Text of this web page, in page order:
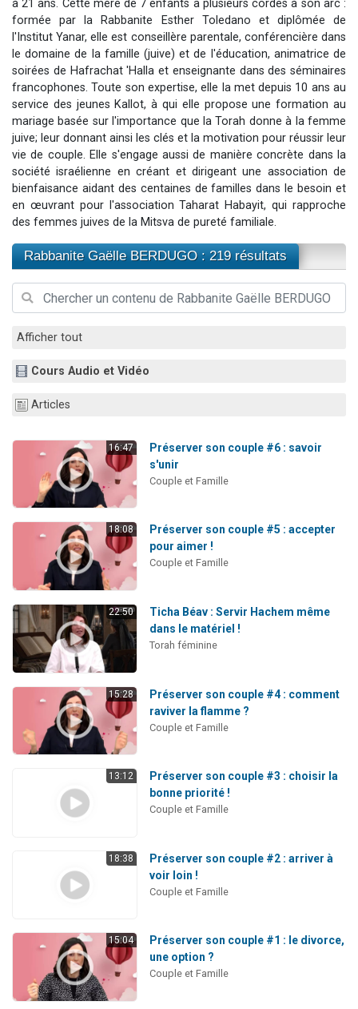
6 personnes viennent de faire un don pour 5 enfants déjà orphelins risquent de perdre leur maman
2 personnes viennent de faire un don pour Reloger Rivka, 6 enfants, victime de violences...
Il reste 49 places pour étudier en groupe sur Zoom
3 personnes viennent de faire un don pour Diane, 80 ans, dans un appartement insalubre
à 21 ans. Cette mère de 7 enfants a plusieurs cordes à son arc :
formée par la Rabbanite Esther Toledano et diplômée de
l'Institut Yanar, elle est conseillère parentale, conférencière dans
le domaine de la famille (juive) et de l'éducation, animatrice de
soirées de Hafrachat 'Halla et enseignante dans des séminaires
francophones. Toute son expertise, elle la met depuis 10 ans au
service des jeunes Kallot, à qui elle propose une formation au
mariage basée sur l'importance que la Torah donne à la femme
juive; leur donnant ainsi les clés et la motivation pour réussir leur
vie de couple. Elle s'engage aussi de manière concrète dans la
société israélienne en créant et dirigeant une association de
bienfaisance aidant des centaines de familles dans le besoin et
en œuvrant pour l'association Taharat Habayit, qui rapproche
des femmes juives de la Mitsva de pureté familiale.
Rabbanite Gaëlle BERDUGO : 219 résultats
Afficher tout
Cours Audio et Vidéo
Articles
16:47
Préserver son couple #6 : savoir
s'unir
Couple et Famille
18:08
Préserver son couple #5 : accepter
pour aimer !
Couple et Famille
22:50
Ticha Béav : Servir Hachem même
dans le matériel !
Torah féminine
15:28
Préserver son couple #4 : comment
raviver la flamme ?
Couple et Famille
13:12
Préserver son couple #3 : choisir la
bonne priorité !
Couple et Famille
18:38
Préserver son couple #2 : arriver à
voir loin !
Couple et Famille
15:04
Préserver son couple #1 : le divorce,
une option ?
Couple et Famille